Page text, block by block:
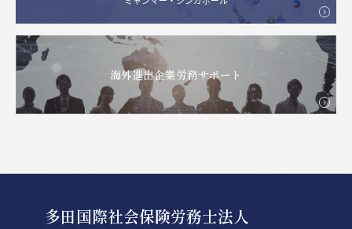
海外進出企業労務サポート
多田国際社会保険労務士法人